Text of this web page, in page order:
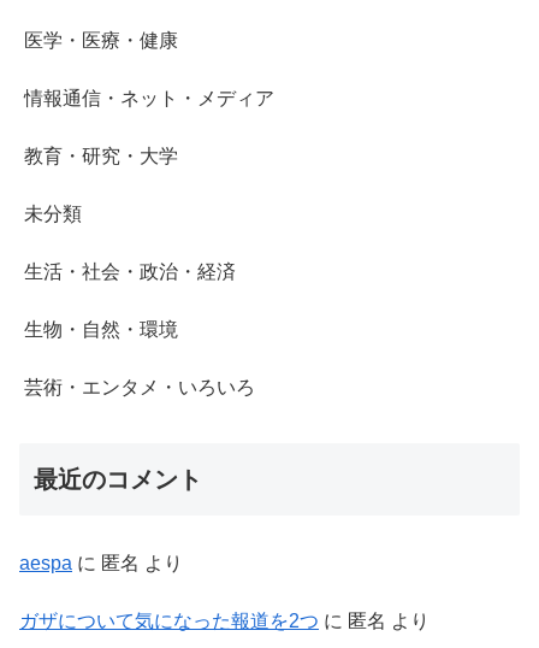
医学・医療・健康
情報通信・ネット・メディア
教育・研究・大学
未分類
生活・社会・政治・経済
生物・自然・環境
芸術・エンタメ・いろいろ
最近のコメント
aespa に 匿名 より
ガザについて気になった報道を2つ に 匿名 より